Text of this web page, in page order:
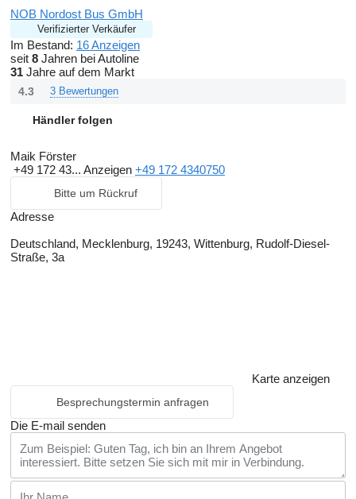
NOB Nordost Bus GmbH
Verifizierter Verkäufer
Im Bestand: 16 Anzeigen
seit 8 Jahren bei Autoline
31 Jahre auf dem Markt
4.3 3 Bewertungen
Händler folgen
Maik Förster
+49 172 43... Anzeigen +49 172 4340750
Bitte um Rückruf
Adresse
Deutschland, Mecklenburg, 19243, Wittenburg, Rudolf-Diesel-
Straße, 3a
Karte anzeigen
Besprechungstermin anfragen
Die E-mail senden